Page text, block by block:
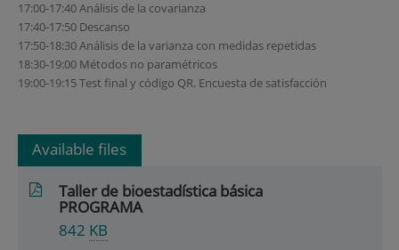
17:00-17:40 Análisis de la covarianza
17:40-17:50 Descanso
17:50-18:30 Análisis de la varianza con medidas repetidas
18:30-19:00 Métodos no paramétricos
19:00-19:15 Test final y código QR. Encuesta de satisfacción
Available files
Taller de bioestadística básica
PROGRAMA
842 KB